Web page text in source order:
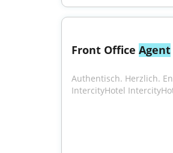
Front Office Agent
Authentisch. Herzlich.
IntercityHotel